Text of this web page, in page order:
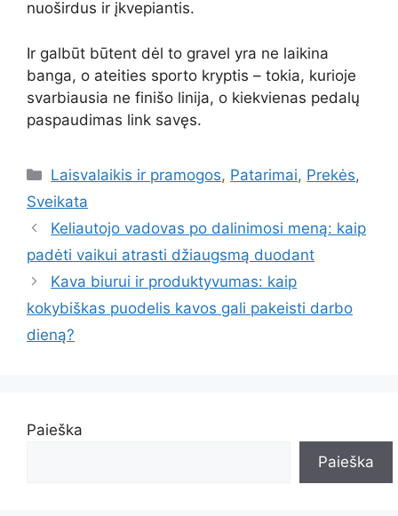
nuoširdus ir įkvepiantis.
Ir galbūt būtent dėl to gravel yra ne laikina
banga, o ateities sporto kryptis – tokia, kurioje
svarbiausia ne finišo linija, o kiekvienas pedalų
paspaudimas link savęs.
Kategorijos
Laisvalaikis ir pramogos, Patarimai, Prekės,
Sveikata
Keliautojo vadovas po dalinimosi meną: kaip
padėti vaikui atrasti džiaugsmą duodant
Kava biurui ir produktyvumas: kaip
kokybiškas puodelis kavos gali pakeisti darbo
dieną?
Paieška
Paieška